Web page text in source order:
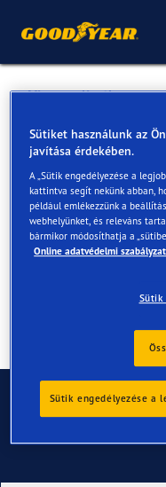
Vissza a listához
Speciál
Online és az
Elérhetőségek
Kapcsolat
Sütiket használunk az
javítása érdekében.
A „Sütik engedélyezése a
kattintva segít nekünk abban,
például emlékezzünk a
webhelyünket, és releváns
bármikor módosíthatja a
Online adatvédelmi szabályzat
Sütik
Sütik engedélyezése a